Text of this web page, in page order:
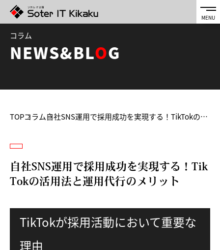
コラム
NEWS&BLOG
TOPコラム 自社SNS運用で採用成功を実現する！TikTokの活用法と運用代行のメリット
自社SNS運用で採用成功を実現する！Tik
Tokの活用法と運用代行のメリット
TikTokが採用活動において重要な
理由